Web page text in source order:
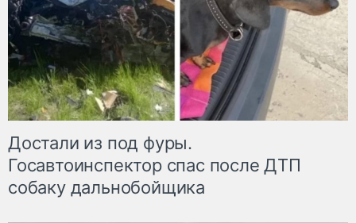
Достали из под фуры.
Госавтоинспектор спас после ДТП
собаку дальнобойщика